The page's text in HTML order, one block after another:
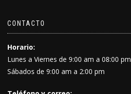
CONTACTO
Horario:
Lunes a Viernes de 9:00 am a 08:00 pm
Sábados de 9:00 am a 2:00 pm